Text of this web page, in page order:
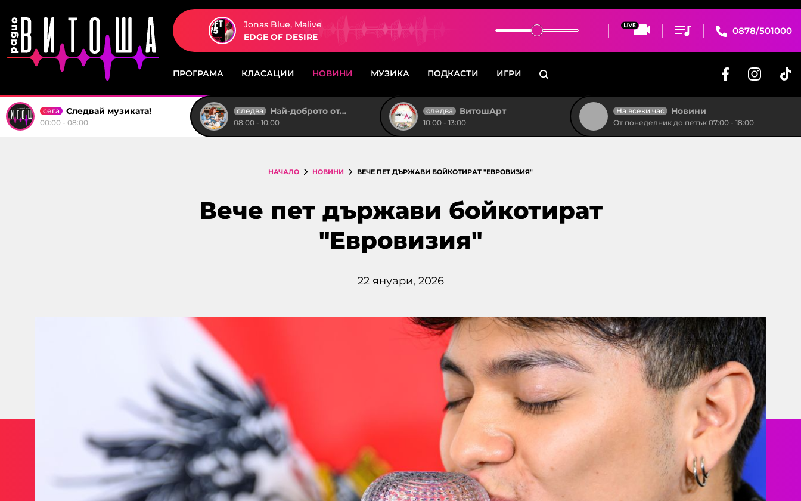
Jonas Blue, Malive
EDGE OF DESIRE
0878/501000
ПРОГРАМА КЛАСАЦИИ НОВИНИ МУЗИКА ПОДКАСТИ ИГРИ
сега Следвай музиката!
00:00 - 08:00
следва Най-доброто от "Тройка на разсъмване"
08:00 - 10:00
следва ВитошАрт
10:00 - 13:00
На всеки час Новини
От понеделник до петък 07:00 - 18:00
НАЧАЛО НОВИНИ ВЕЧЕ ПЕТ ДЪРЖАВИ БОЙКОТИРАТ "ЕВРОВИЗИЯ"
Вече пет държави бойкотират
"Евровизия"
22 януари, 2026